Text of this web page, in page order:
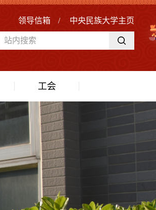
领导信箱 / 中央民族大学主页
工会